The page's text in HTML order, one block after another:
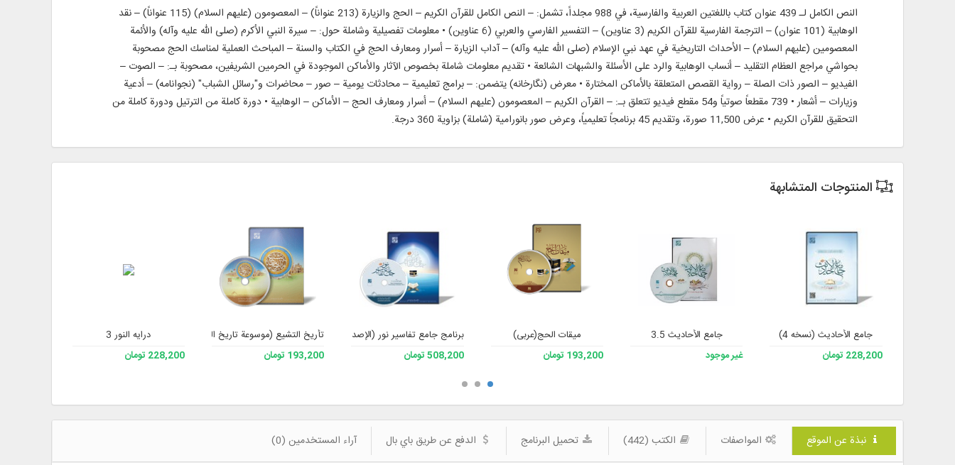
النص الكامل لـ 439 عنوان كتاب باللغتين العربية والفارسية، في 988 مجلداً، تشمل: – النص الكامل للقرآن الكريم – الحج والزيارة (213 عنواناً) – المعصومون (عليهم السلام) (115 عنواناً) – نقد
الوهابية (101 عنوان) – الترجمة الفارسية للقرآن الكريم (3 عناوين) – التفسير الفارسي والعربي (6 عناوين) • معلومات تفصيلية وشاملة حول: – سيرة النبي الأكرم (صلى الله عليه وآله) والأئمة
المعصومين (عليهم السلام) – الأحداث التاريخية في عهد نبي الإسلام (صلى الله عليه وآله) – آداب الزيارة – أسرار ومعارف الحج في الكتاب والسنة – المباحث العملية لمناسك الحج مصحوبة
بحواشي مراجع العظام التقليد – أنساب الوهابية والرد على الأسئلة والشبهات الشائعة • تقديم معلومات شاملة بخصوص الآثار والأماكن الموجودة في الحرمين الشريفين، مصحوبة بـ: – الصوت –
الفيديو – الصور ذات الصلة – رواية القصص المتعلقة بالأماكن المختارة • معرض (نگارخانه) يتضمن: – برامج تعليمية – محادثات يومية – صور – محاضرات و"رسائل الشباب" (نجوانامه) – أدعية
وزيارات – أشعار • 739 مقطعاً صوتياً و54 مقطع فيديو تتعلق بـ: – القرآن الكريم – المعصومون (عليهم السلام) – أسرار ومعارف الحج – الأماكن – الوهابية • دورة كاملة من الترتيل ودورة كاملة من
التحقيق للقرآن الكريم • عرض 11,500 صورة، وتقديم 45 برنامجاً تعليمياً، وعرض صور بانورامية (شاملة) بزاوية 360 درجة.
المنتوجات المتشابهة
جامع الأحادیث (نسخه 4)
228,200 تومان
جامع الأحاديث 3.5
غير موجود
میقات الحج(عربی)
193,200 تومان
برنامج جامع تفاسير نور (الإصدار 4)
508,200 تومان
تأريخ التشيع (موسوعة تاريخ الشيعة)
193,200 تومان
درایه النور 3
228,200 تومان
نبذة عن الموقع المواصفات الكتب (442) تحميل البرنامج الدفع عن طريق باي بال آراء المستخدمين (0)